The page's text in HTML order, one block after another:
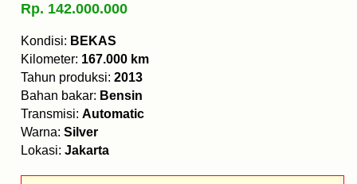
Rp. 142.000.000
Kondisi: BEKAS
Kilometer: 167.000 km
Tahun produksi: 2013
Bahan bakar: Bensin
Transmisi: Automatic
Warna: Silver
Lokasi: Jakarta